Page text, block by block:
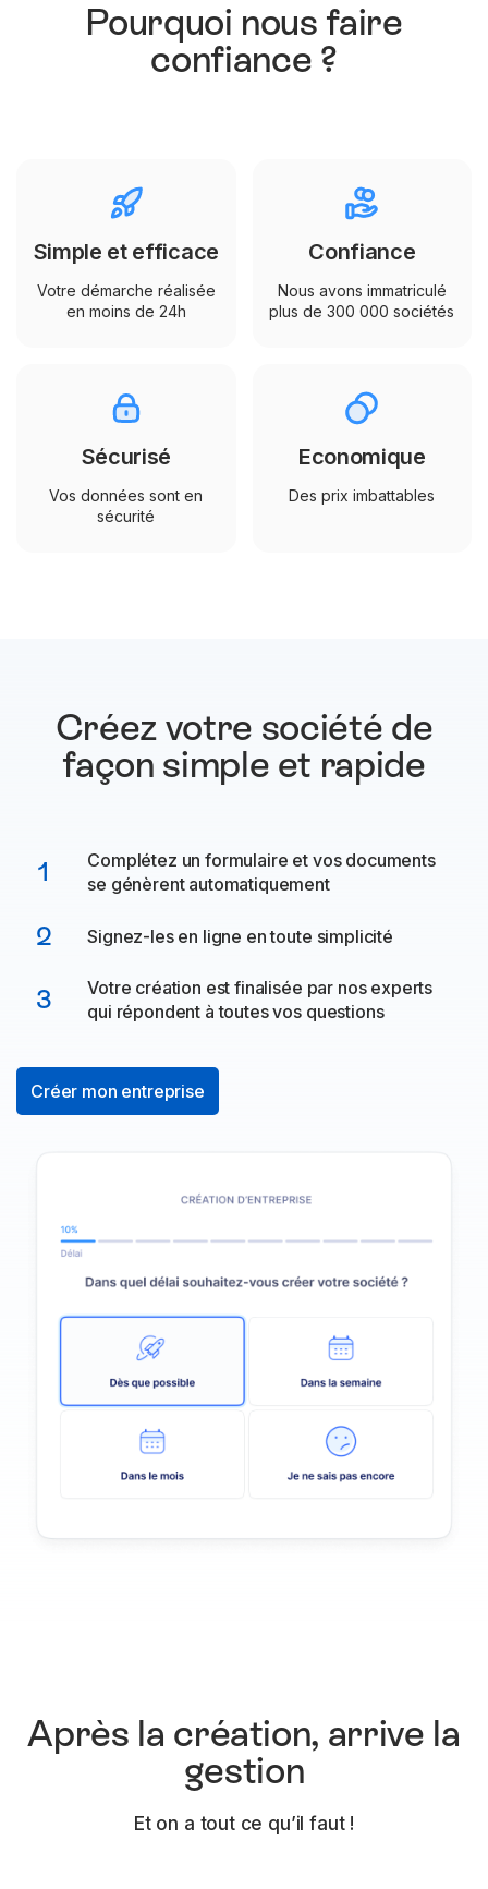
Pourquoi nous faire
confiance ?
Simple et efficace
Votre démarche réalisée
en moins de 24h
Confiance
Nous avons immatriculé
plus de 300 000 sociétés
Sécurisé
Vos données sont en
sécurité
Economique
Des prix imbattables
Créez votre société de
façon simple et rapide
1
Complétez un formulaire et vos documents
se génèrent automatiquement
2 Signez-les en ligne en toute simplicité
3
Votre création est finalisée par nos experts
qui répondent à toutes vos questions
Créer mon entreprise
Après la création, arrive la
gestion
Et on a tout ce qu’il faut !